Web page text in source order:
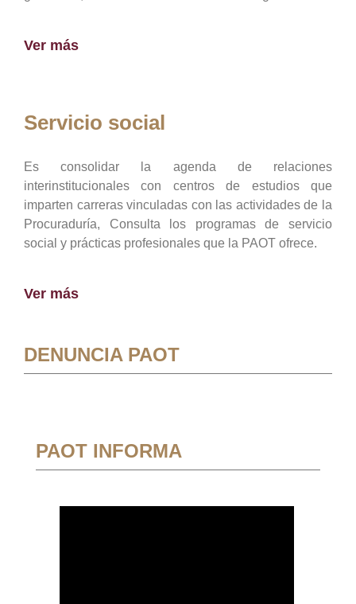
Ver más
Servicio social
Es consolidar la agenda de relaciones
interinstitucionales con centros de estudios que
imparten carreras vinculadas con las actividades de la
Procuraduría, Consulta los programas de servicio
social y prácticas profesionales que la PAOT ofrece.
Ver más
DENUNCIA PAOT
PAOT INFORMA